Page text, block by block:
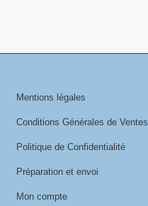
Mentions légales
Conditions Générales de Ventes
Politique de Confidentialité
Préparation et envoi
Mon compte